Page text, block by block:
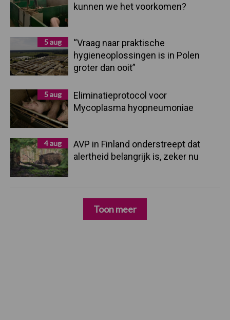
kunnen we het voorkomen?
5 aug
“Vraag naar praktische
hygieneoplossingen is in Polen
groter dan ooit”
5 aug
Eliminatieprotocol voor
Mycoplasma hyopneumoniae
4 aug
AVP in Finland onderstreept dat
alertheid belangrijk is, zeker nu
Toon meer